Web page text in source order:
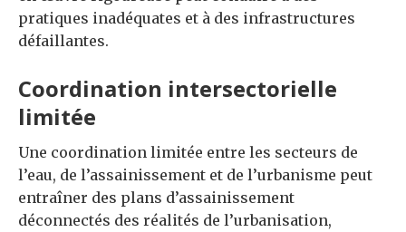
pratiques inadéquates et à des infrastructures
défaillantes.
Coordination intersectorielle
limitée
Une coordination limitée entre les secteurs de
l’eau, de l’assainissement et de l’urbanisme peut
entraîner des plans d’assainissement
déconnectés des réalités de l’urbanisation,